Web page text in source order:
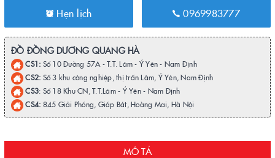
Hẹn lịch 0969983777
ĐỒ ĐỒNG DƯƠNG QUANG HÀ
CS1: Số 10 Đường 57A - T.T. Lâm - Ý Yên - Nam Định
CS2: Số 3 khu công nghiệp, thị trấn Lâm, Ý Yên, Nam Định
CS3: Số 18 Khu CN, T.T.Lâm - Ý Yên - Nam Định
CS4: 845 Giải Phóng, Giáp Bát, Hoàng Mai, Hà Nội
MÔ TẢ